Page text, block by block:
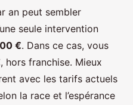
an peut sembler
seule intervention
€. Dans ce cas, vous
, hors franchise. Mieux
avec les tarifs actuels
la race et l’espérance